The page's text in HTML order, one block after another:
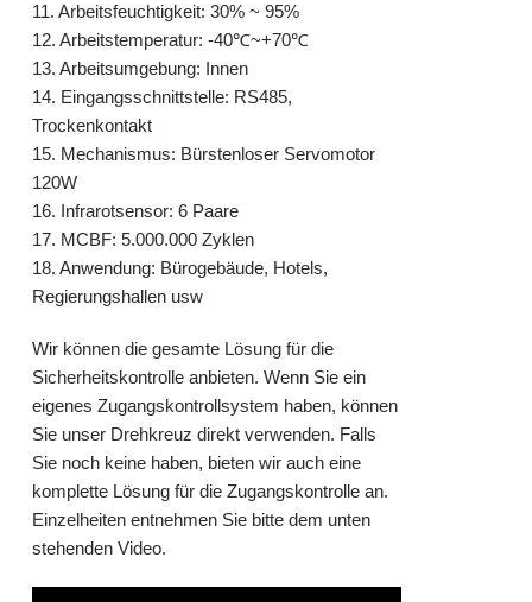
11. Arbeitsfeuchtigkeit: 30% ~ 95%
12. Arbeitstemperatur: -40℃~+70℃
13. Arbeitsumgebung: Innen
14. Eingangsschnittstelle: RS485,
Trockenkontakt
15. Mechanismus: Bürstenloser Servomotor
120W
16. Infrarotsensor: 6 Paare
17. MCBF: 5.000.000 Zyklen
18. Anwendung: Bürogebäude, Hotels,
Regierungshallen usw
Wir können die gesamte Lösung für die
Sicherheitskontrolle anbieten. Wenn Sie ein
eigenes Zugangskontrollsystem haben, können
Sie unser Drehkreuz direkt verwenden. Falls
Sie noch keine haben, bieten wir auch eine
komplette Lösung für die Zugangskontrolle an.
Einzelheiten entnehmen Sie bitte dem unten
stehenden Video.